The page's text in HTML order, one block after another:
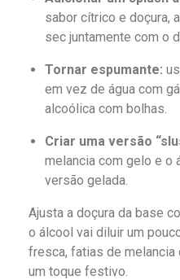
sabor cítrico e doçura,
sec juntamente com o
Tornar espumante:
em vez de água com
alcoólica com bolhas.
Criar uma versão
melancia com gelo e o
versão gelada.
Ajusta a doçura da base
o álcool vai diluir um
fresca, fatias de melancia
um toque festivo.